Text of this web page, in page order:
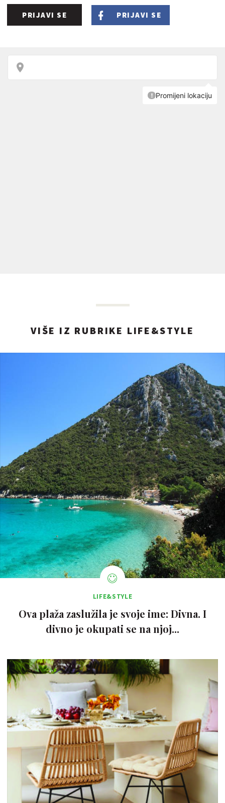
PRIJAVI SE PRIJAVI SE
VIŠE IZ RUBRIKE LIFE&STYLE
LIFE&STYLE
Ova plaža zaslužila je svoje ime: Divna. I
divno je okupati se na njoj...